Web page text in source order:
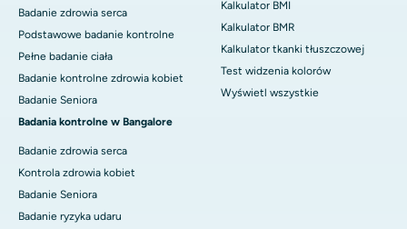
Badanie zdrowia serca
Podstawowe badanie kontrolne
Pełne badanie ciała
Badanie kontrolne zdrowia kobiet
Badanie Seniora
Badania kontrolne w Bangalore
Badanie zdrowia serca
Kontrola zdrowia kobiet
Badanie Seniora
Badanie ryzyka udaru
Kalkulator BMI
Kalkulator BMR
Kalkulator tkanki tłuszczowej
Test widzenia kolorów
Wyświetl wszystkie